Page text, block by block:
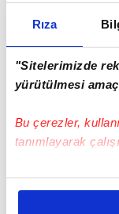
Rıza
"Sitelerimizde
yürütülmesi
Bu çerezler,
tanımlayarak
Bu çerezlere izin